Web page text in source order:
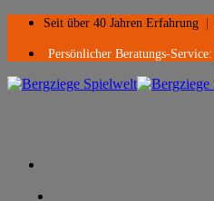
Zum
springen
Seit über 40 Jahren Erfahrung
Persönlicher Beratungs-Service: